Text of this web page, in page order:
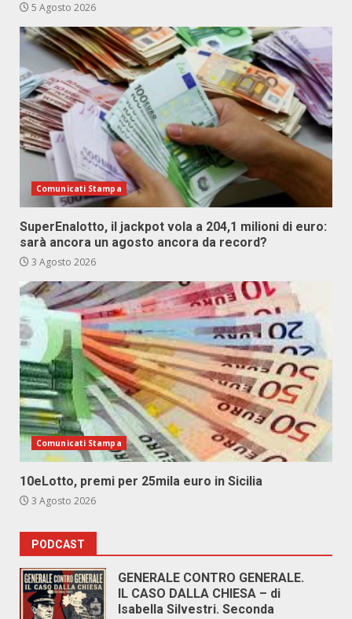
5 Agosto 2026
Comunicati Stampa
SuperEnalotto, il jackpot vola a 204,1 milioni di euro:
sarà ancora un agosto ancora da record?
3 Agosto 2026
Comunicati Stampa
10eLotto, premi per 25mila euro in Sicilia
3 Agosto 2026
PODCAST
GENERALE CONTRO GENERALE.
IL CASO DALLA CHIESA – di
Isabella Silvestri. Seconda